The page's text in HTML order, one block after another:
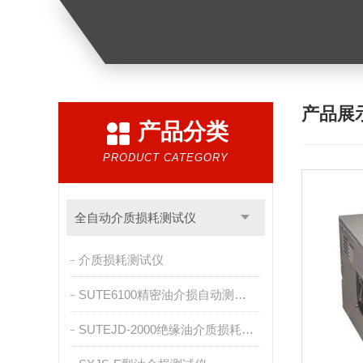
产品展
产品分类
PRODUCT CATEGORY
全自动介质损耗测试仪
介质损耗测试仪
SUTE6100精密油介损自动测试仪
SUTEJD-2000绝缘油介质损耗及电阻率测试仪